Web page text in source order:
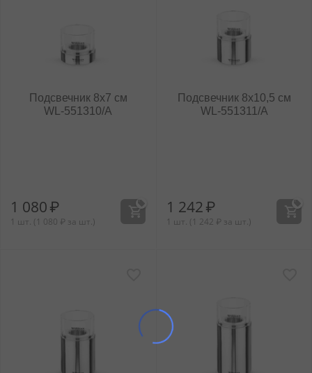
Подсвечник 8x7 см
WL‑551310/A
1 080₽
1 шт. ( 1 080 ₽ за шт.)
Подсвечник 8x10,5 см
WL‑551311/A
1 242₽
1 шт. ( 1 242 ₽ за шт.)